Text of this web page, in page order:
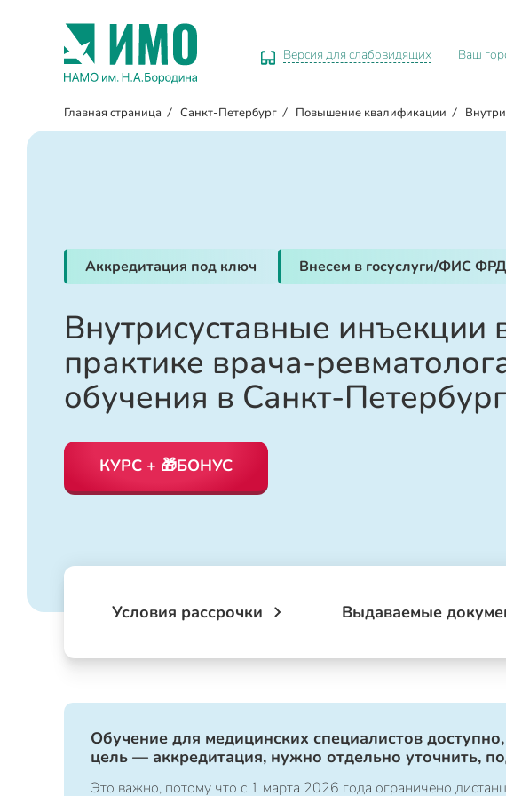
Версия для слабовидящих Ваш
Главная страница / Санкт-Петербург / Повышение квалификации /
Аккредитация под ключ Внесем в госуслуги/ФИС
Внутрисуставные инъекции
практике врача-
обучения в Санкт-
КУРС + 🎁БОНУС
Условия рассрочки Выдаваемые
Обучение для медицинских специалистов
цель — аккредитация, нужно отдельно уточнить,
Это важно, потому что с 1 марта 2026 года ограничено